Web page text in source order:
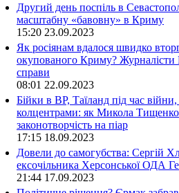
Другий день поспіль в
масштабну «бавовну» в Криму
15:20 23.09.2023
Як росіянам вдалося швидко
окупованого Криму? Журналісти
справи
08:01 22.09.2023
Бійки в ВР, Таїланд під час війни,
колцентрами: як Микола
законотворчість на піар
17:15 18.09.2023
Довели до самогубства: Сергій
ексочільника Херсонської ОДА
21:44 17.09.2023